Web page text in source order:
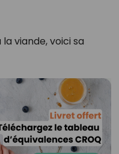
viande, voici sa